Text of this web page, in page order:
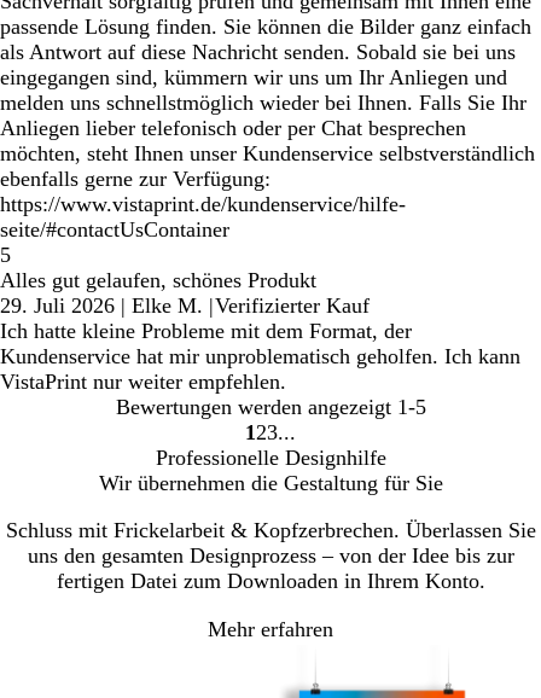
passende Lösung finden. Sie können die Bilder ganz einfach
als Antwort auf diese Nachricht senden. Sobald sie bei uns
eingegangen sind, kümmern wir uns um Ihr Anliegen und
melden uns schnellstmöglich wieder bei Ihnen. Falls Sie Ihr
Anliegen lieber telefonisch oder per Chat besprechen
möchten, steht Ihnen unser Kundenservice selbstverständlich
ebenfalls gerne zur Verfügung:
https://www.vistaprint.de/kundenservice/hilfe-
seite/#contactUsContainer
5
Alles gut gelaufen, schönes Produkt
29. Juli 2026 | Elke M. |Verifizierter Kauf
Ich hatte kleine Probleme mit dem Format, der
Kundenservice hat mir unproblematisch geholfen. Ich kann
VistaPrint nur weiter empfehlen.
Bewertungen werden angezeigt 1-5
Gehe
zu
Seite
1 Gehe
zu
Seite
2 Gehe
zu
Seite
3
Professionelle Designhilfe
Wir übernehmen die Gestaltung für Sie
Schluss mit Frickelarbeit & Kopfzerbrechen. Überlassen Sie
uns den gesamten Designprozess – von der Idee bis zur
fertigen Datei zum Downloaden in Ihrem Konto.
Mehr erfahren